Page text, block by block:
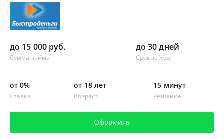
до 15 000 руб.
Сумма займа
до 30 дней
Срок займа
от 0%
Ставка
от 18 лет
Возраст
15 минут
Решение
Оформить